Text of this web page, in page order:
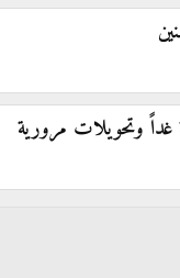
غداً وتحويلات مرورية